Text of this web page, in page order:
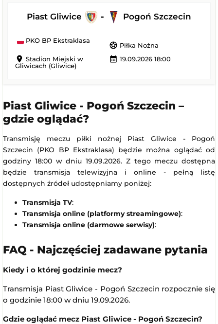
Piast Gliwice - Pogoń Szczecin
PKO BP Ekstraklasa
sports_soccer Piłka Nożna
location_on Stadion Miejski w
Gliwicach (Gliwice)
calendar_month 19.09.2026 18:00
Piast Gliwice - Pogoń Szczecin –
gdzie oglądać?
Transmisję meczu piłki nożnej Piast Gliwice - Pogoń
Szczecin (PKO BP Ekstraklasa) będzie można oglądać od
godziny 18:00 w dniu 19.09.2026. Z tego meczu dostępna
będzie transmisja telewizyjna i online - pełną listę
dostępnych źródeł udostępniamy poniżej:
Transmisja TV:
Transmisja online (platformy streamingowe):
Transmisja online (darmowe serwisy):
FAQ - Najczęściej zadawane pytania
Kiedy i o której godzinie mecz?
Transmisja Piast Gliwice - Pogoń Szczecin rozpocznie się
o godzinie 18:00 w dniu 19.09.2026.
Gdzie oglądać mecz Piast Gliwice - Pogoń Szczecin?